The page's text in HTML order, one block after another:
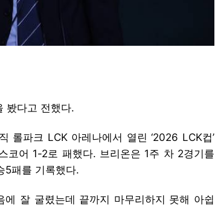
봤다고 전했다.
롤파크 LCK 아레나에서 열린 ‘2026 LCK컵’
코어 1-2로 패했다. 브리온은 1주 차 2경기를
5패를 기록했다.
잘 굴렸는데 끝까지 마무리하지 못해 아쉽